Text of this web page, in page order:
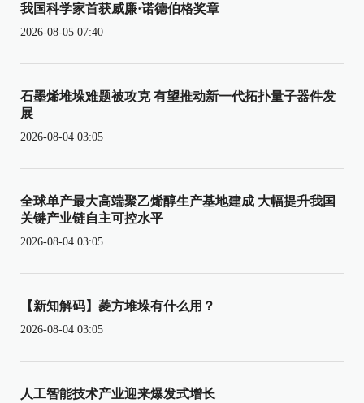
我国科学家首获威廉·诺德伯格奖章
2026-08-05 07:40
石墨烯堆垛难题被攻克 有望推动新一代拓扑量子器件发
展
2026-08-04 03:05
全球单产最大高端聚乙烯醇生产基地建成 大幅提升我国
关键产业链自主可控水平
2026-08-04 03:05
【新知解码】菱方堆垛有什么用？
2026-08-04 03:05
人工智能技术产业迎来爆发式增长